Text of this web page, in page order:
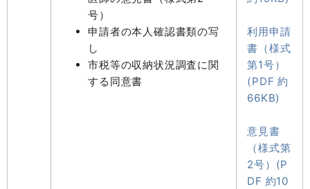
号）
申請者の本人確認書類の写
し
市税等の収納状況調査に関
する同意書
利用申請
書（様式
第1号）
(PDF 約
66KB)
意見書
（様式第
2号）(P
DF 約10